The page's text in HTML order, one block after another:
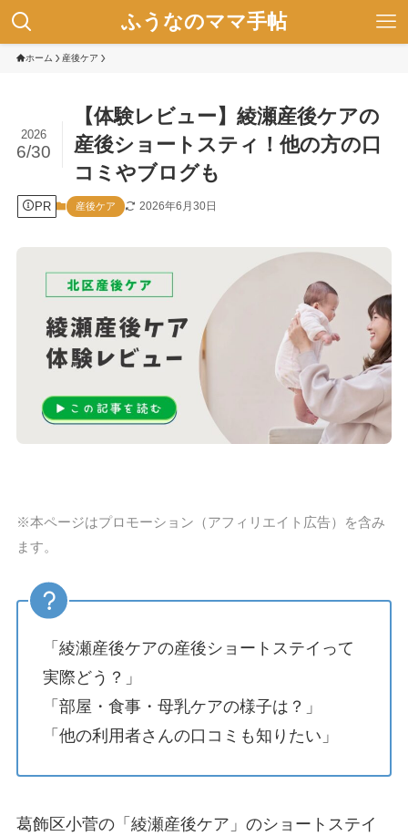
ふうなのママ手帖
ホーム 産後ケア
【体験レビュー】綾瀬産後ケアの
産後ショートスティ！他の方の口
コミやブログも
2026
6/30
PR 産後ケア 2026年6月30日
※本ページはプロモーション（アフィリエイト広告）を含み
ます。
「綾瀬産後ケアの産後ショートステイって
実際どう？」
「部屋・食事・母乳ケアの様子は？」
「他の利用者さんの口コミも知りたい」
葛飾区小菅の「綾瀬産後ケア」のショートステイ